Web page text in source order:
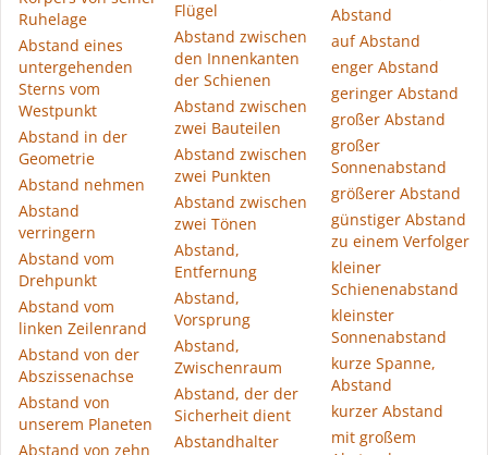
Ruhelage
Abstand eines
untergehenden
Sterns vom
Westpunkt
Abstand in der
Geometrie
Abstand nehmen
Abstand
verringern
Abstand vom
Drehpunkt
Abstand vom
linken Zeilenrand
Abstand von der
Abszissenachse
Abstand von
unserem Planeten
Abstand von zehn
Flügel
Abstand zwischen
den Innenkanten
der Schienen
Abstand zwischen
zwei Bauteilen
Abstand zwischen
zwei Punkten
Abstand zwischen
zwei Tönen
Abstand,
Entfernung
Abstand,
Vorsprung
Abstand,
Zwischenraum
Abstand, der der
Sicherheit dient
Abstandhalter
Abstand
auf Abstand
enger Abstand
geringer Abstand
großer Abstand
großer
Sonnenabstand
größerer Abstand
günstiger Abstand
zu einem Verfolger
kleiner
Schienenabstand
kleinster
Sonnenabstand
kurze Spanne,
Abstand
kurzer Abstand
mit großem